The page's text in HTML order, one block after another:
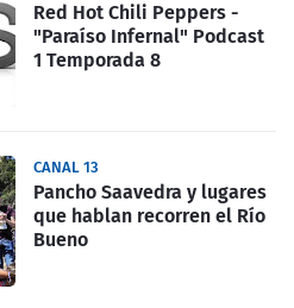
Red Hot Chili Peppers -
"Paraíso Infernal" Podcast
1 Temporada 8
CANAL 13
Pancho Saavedra y lugares
que hablan recorren el Río
Bueno